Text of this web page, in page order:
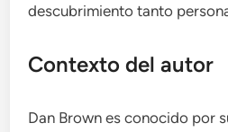
descubrimiento tanto
Contexto del autor
Dan Brown es conocido por